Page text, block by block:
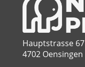
Hauptstrasse 67
4702 Oensingen